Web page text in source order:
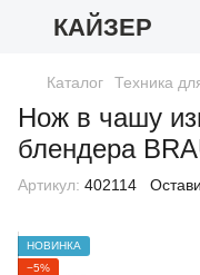
КАЙЗЕР
Каталог Техника
Нож в чашу
блендера
Артикул: 402114
НОВИНКА
−5%